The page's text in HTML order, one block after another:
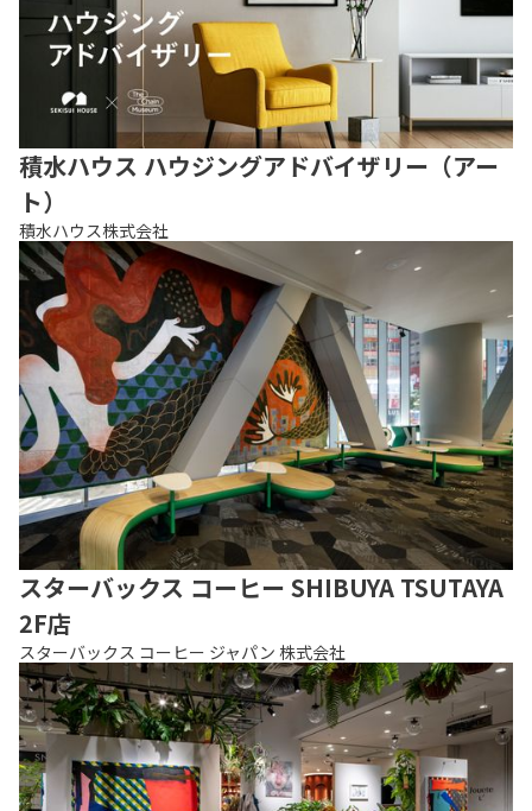
積水ハウス ハウジングアドバイザリー（アー
ト）
積水ハウス株式会社
スターバックス コーヒー SHIBUYA TSUTAYA
2F店
スターバックス コーヒー ジャパン 株式会社